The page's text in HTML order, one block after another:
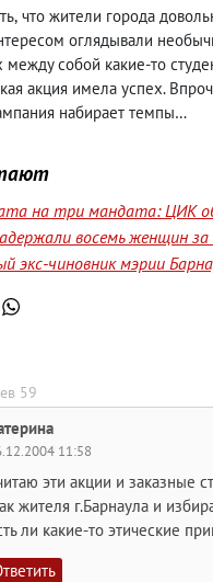
, что жители города
оглядывали
собой какие-то
акция имела успех.
набирает темпы…
на три мандата: ЦИК
восемь женщин
экс-чиновник мэрии
59
11:58
эти акции и заказные
жителя г.Барнаула и
ли какие-то этические